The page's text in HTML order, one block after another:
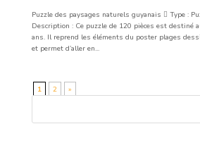
Puzzle des paysages naturels guyanais  Type :
Description : Ce puzzle de 120 pièces est destiné
ans. Il reprend les éléments du poster plages
et permet d’aller en...
1 2 »